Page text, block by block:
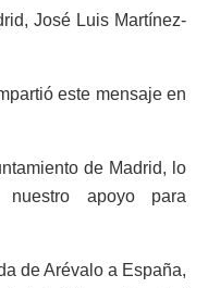
José Luis Martínez-
este mensaje en
de Madrid, lo
apoyo para
de Arévalo a España,